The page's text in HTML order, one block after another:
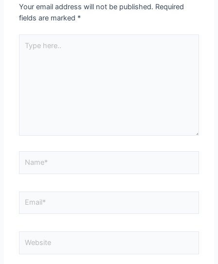
Your email address will not be published. Required
fields are marked *